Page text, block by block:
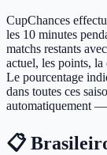
CupChances
les 10 minutes
matchs restants
actuel, les points,
Le pourcentage
dans toutes ces
automatiquement
📋